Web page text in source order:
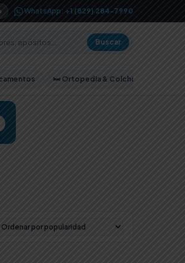
WhatsApp: +1 (829) 284-7990
Buscar
🛏️ Ortopedia & Colchones